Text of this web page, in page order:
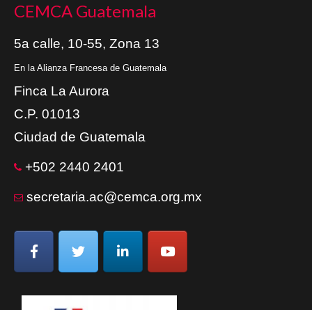
CEMCA Guatemala
5a calle, 10-55, Zona 13
En la Alianza Francesa de Guatemala
Finca La Aurora
C.P. 01013
Ciudad de Guatemala
+502 2440 2401
secretaria.ac@cemca.org.mx